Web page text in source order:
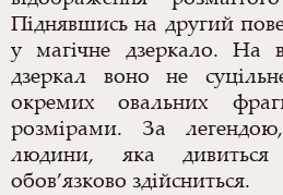
Піднявшись на другий
у магічне дзеркало. На
дзеркал воно не
окремих овальних
розмірами. За
людини, яка
обов’язково здійсниться.